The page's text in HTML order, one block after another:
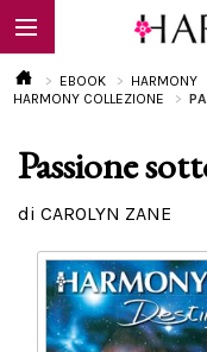
EBOOK
Calendario
EBOOK HARMONY
HARMONY COLLEZIONE
Passione
di CAROLYN ZANE